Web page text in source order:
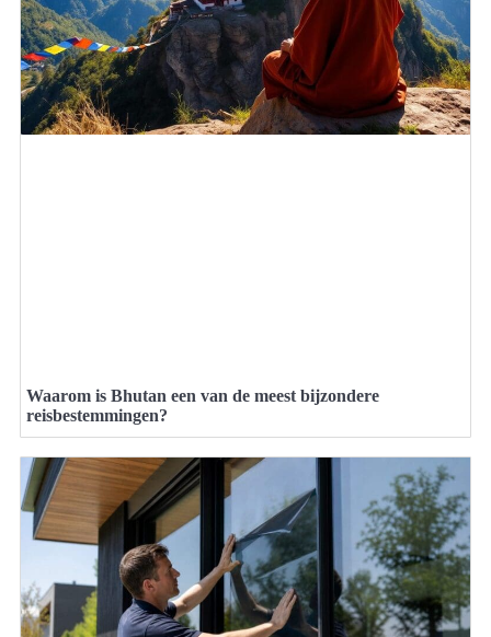
Waarom is Bhutan een van de meest bijzondere
reisbestemmingen?